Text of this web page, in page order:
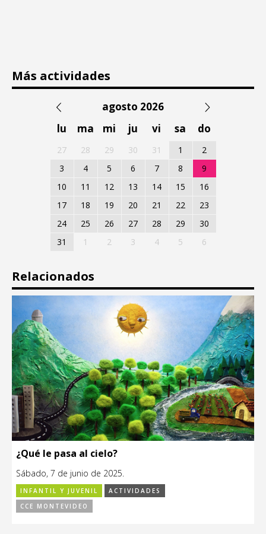
Más actividades
agosto 2026
lu
ma mi ju vi sa do
27 28 29 30 31 1
2
3
4 5 6 7 8
9
10
11 12 13 14 15
16
17
18 19 20 21 22
23
24
25 26 27 28 29
30
31
1 2 3 4 5 6
Relacionados
¿Qué le pasa al cielo?
Sábado, 7 de junio de 2025.
INFANTIL Y JUVENIL
ACTIVIDADES
CCE MONTEVIDEO